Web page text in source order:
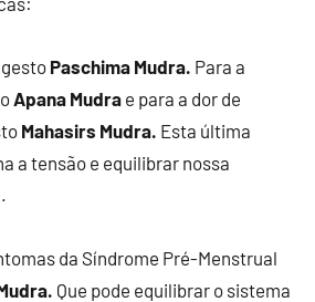
Paschima Mudra. Para a
Apana Mudra e para a dor de
Mahasirs Mudra. Esta última
a tensão e equilibrar nossa
da Síndrome Pré-Menstrual
Que pode equilibrar o sistema